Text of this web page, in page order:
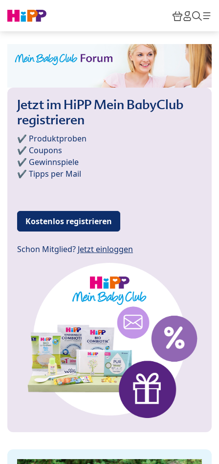
HiPP
Jetzt im HiPP Mein BabyClub
registrieren
✔️ Produktproben
✔️ Coupons
✔️ Gewinnspiele
✔️ Tipps per Mail
Kostenlos registrieren
Schon Mitglied? Jetzt einloggen